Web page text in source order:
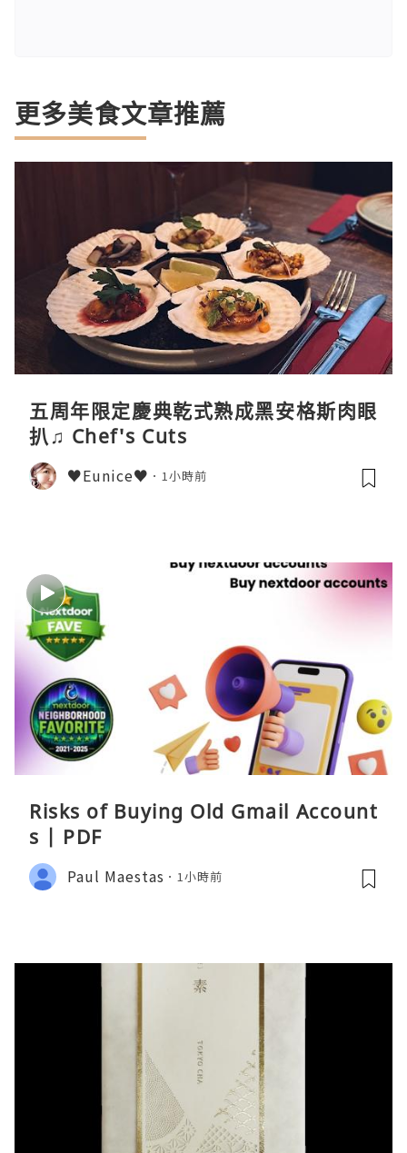
更多美食文章推薦
五周年限定慶典乾式熟成黑安格斯肉眼
扒♫ Chef's Cuts
♥Eunice♥ 1小時前
Risks of Buying Old Gmail Account
s | PDF
Paul Maestas 1小時前